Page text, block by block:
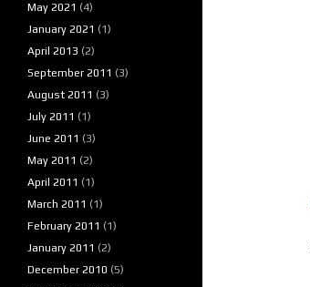
May 2021 (4)
January 2021 (1)
April 2013 (2)
September 2011 (3)
August 2011 (3)
July 2011 (1)
June 2011 (3)
May 2011 (2)
April 2011 (1)
March 2011 (1)
February 2011 (1)
January 2011 (2)
December 2010 (5)